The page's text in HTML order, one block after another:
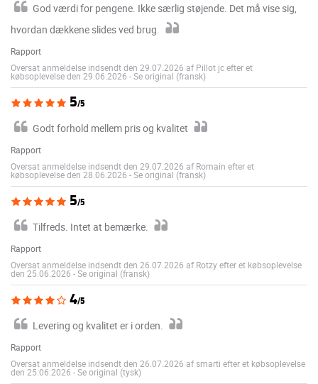
God værdi for pengene. Ikke særlig støjende. Det må vise sig,
hvordan dækkene slides ved brug.
Rapport
Oversat anmeldelse indsendt den 29.07.2026 af Pillot jc efter et
købsoplevelse den 29.06.2026 -Se original (fransk)
5/5
Godt forhold mellem pris og kvalitet
Rapport
Oversat anmeldelse indsendt den 29.07.2026 af Romain efter et
købsoplevelse den 28.06.2026 -Se original (fransk)
5/5
Tilfreds. Intet at bemærke.
Rapport
Oversat anmeldelse indsendt den 26.07.2026 af Rotzy efter et købsoplevelse
den 25.06.2026 -Se original (fransk)
4/5
Levering og kvalitet er i orden.
Rapport
Oversat anmeldelse indsendt den 26.07.2026 af smarti efter et købsoplevelse
den 25.06.2026 -Se original (tysk)